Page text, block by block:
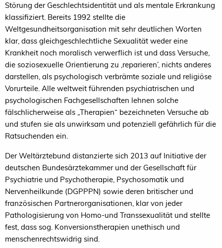
Störung der Geschlechtsidentität und als mentale Erkrankung
klassifiziert. Bereits 1992 stellte die
Weltgesundheitsorganisation mit sehr deutlichen Worten
klar, dass gleichgeschlechtliche Sexualität weder eine
Krankheit noch moralisch verwerflich ist und dass Versuche,
die soziosexuelle Orientierung zu ‚reparieren’, nichts anderes
darstellen, als psychologisch verbrämte soziale und religiöse
Vorurteile. Alle weltweit führenden psychiatrischen und
psychologischen Fachgesellschaften lehnen solche
fälschlicherweise als „Therapien“ bezeichneten Versuche ab
und stufen sie als unwirksam und potenziell gefährlich für die
Ratsuchenden ein.
Der Weltärztebund distanzierte sich 2013 auf Initiative der
deutschen Bundesärztekammer und der Gesellschaft für
Psychiatrie und Psychotherapie, Psychosomatik und
Nervenheilkunde (DGPPPN) sowie deren britischer und
französischen Partnerorganisationen, klar von jeder
Pathologisierung von Homo-und Transsexualität und stellte
fest, dass sog. Konversionstherapien unethisch und
menschenrechtswidrig sind.